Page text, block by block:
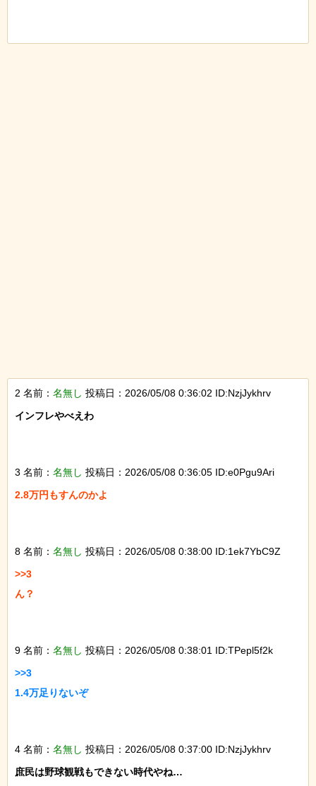
2 名前： 名無し 投稿日：2026/05/08 0:36:02 ID:NzjJykhrv
インフレやべえわ
3 名前： 名無し 投稿日：2026/05/08 0:36:05 ID:e0Pgu9Ari
2.8万円もすんのかよ
8 名前： 名無し 投稿日：2026/05/08 0:38:00 ID:1ek7YbC9Z
>>3
ん？
9 名前： 名無し 投稿日：2026/05/08 0:38:01 ID:TPepl5f2k
>>3
1.4万足りないぞ
4 名前： 名無し 投稿日：2026/05/08 0:37:00 ID:NzjJykhrv
庶民は野球観戦もできない時代やね…